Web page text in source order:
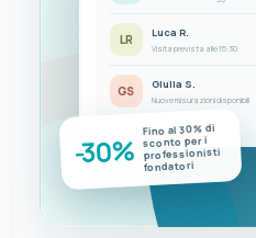
LR Luca R.
Visita prevista alle 15:30
GS Giulia S.
Nuove misurazioni disponibili
-30%
Fino al 30% di
sconto per i
professionisti
fondatori